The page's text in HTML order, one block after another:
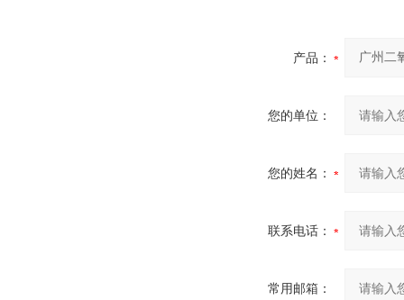
产品：
您的单位：
您的姓名：
联系电话：
常用邮箱：